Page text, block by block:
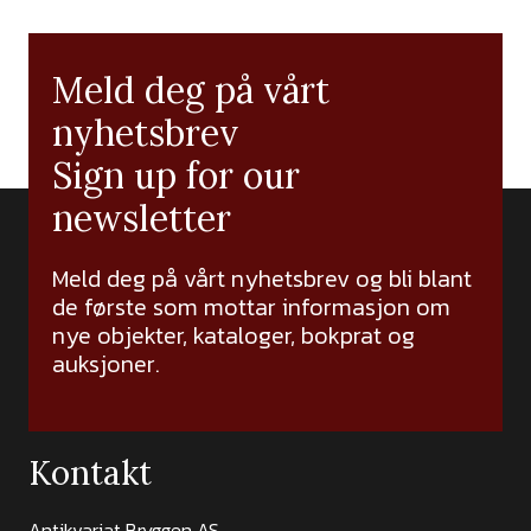
Meld deg på vårt
nyhetsbrev
Sign up for our
newsletter
Meld deg på vårt nyhetsbrev og bli blant
de første som mottar informasjon om
nye objekter, kataloger, bokprat og
auksjoner.
Kontakt